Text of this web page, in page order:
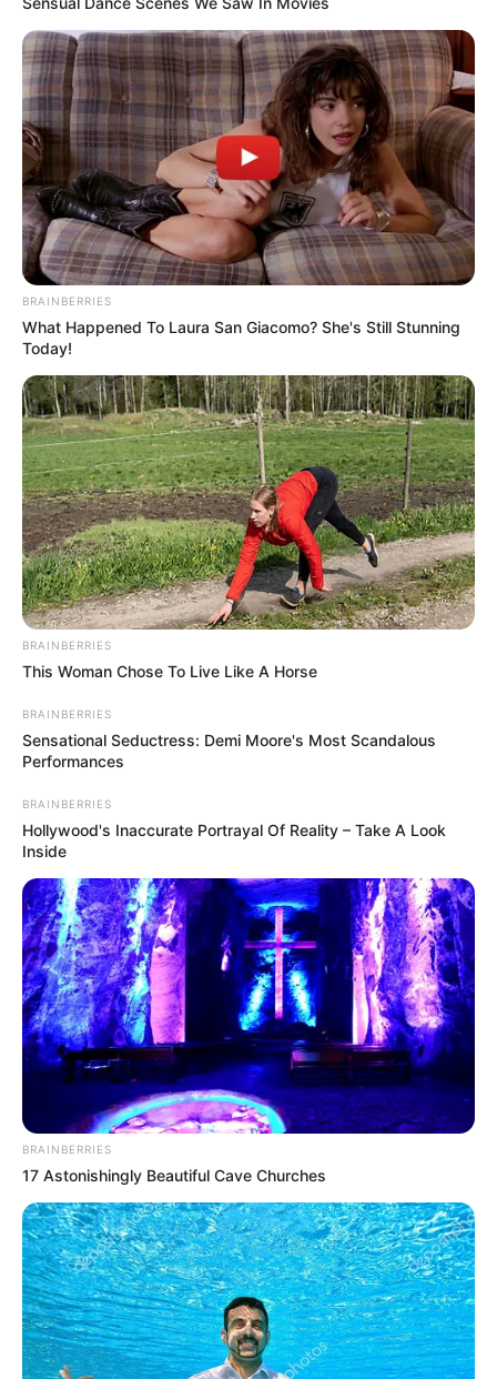
Dr. Tóth Bertalan írása:
” ⛔️Megszabadulnának Mészáros Lőrinctől
sajtóértesülések szerint – elkezdődött a belső
háború a Fideszben!‼️
🍊Ez amúgy várható volt. A belső leszámolás
mindig megelőzi az efféle rendszerek bukását.〽️
👉Ez például most úgy kezdődött, hogy kiderült:
szakítani akar Mészáros Lőrinc cégeivel a
Nemzetgazdasági Minisztérium (NGM) és az
BRAINBERRIES
What Happened To Laura San Giacomo? She's Still Stunning
Today!
BRAINBERRIES
This Woman Chose To Live Like A Horse
BRAINBERRIES
Sensational Seductress: Demi Moore's Most Scandalous
Performances
BRAINBERRIES
Hollywood's Inaccurate Portrayal Of Reality – Take A Look
Inside
BRAINBERRIES
17 Astonishingly Beautiful Cave Churches